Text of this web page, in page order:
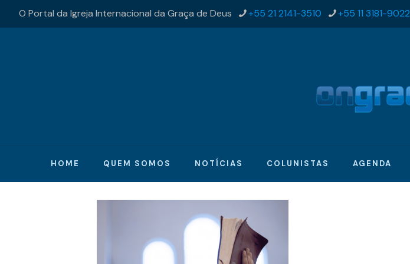
O Portal da Igreja Internacional da Graça de Deus +55 21 2141-3510 +55 11 3181-9022
HOME QUEM SOMOS NOTÍCIAS COLUNISTAS AGENDA